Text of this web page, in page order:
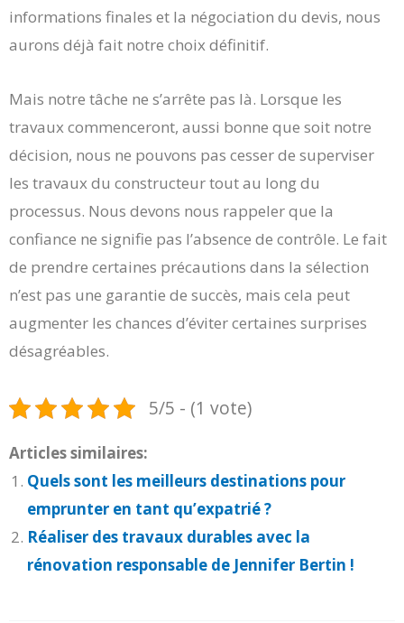
informations finales et la négociation du devis, nous
aurons déjà fait notre choix définitif.
Mais notre tâche ne s’arrête pas là. Lorsque les
travaux commenceront, aussi bonne que soit notre
décision, nous ne pouvons pas cesser de superviser
les travaux du constructeur tout au long du
processus. Nous devons nous rappeler que la
confiance ne signifie pas l’absence de contrôle. Le fait
de prendre certaines précautions dans la sélection
n’est pas une garantie de succès, mais cela peut
augmenter les chances d’éviter certaines surprises
désagréables.
5/5 - (1 vote)
Articles similaires:
Quels sont les meilleurs destinations pour
emprunter en tant qu’expatrié ?
Réaliser des travaux durables avec la
rénovation responsable de Jennifer Bertin !